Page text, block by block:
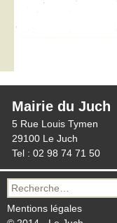
Mairie du Juch
5 Rue Louis Tymen
29100 Le Juch
Tel : 02 98 74 71 50
Recherche
pour :
Mentions légales